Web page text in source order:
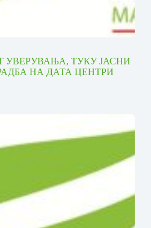
УВЕРУВАЊА, ТУКУ ЈАСНИ
НА ДАТА ЦЕНТРИ